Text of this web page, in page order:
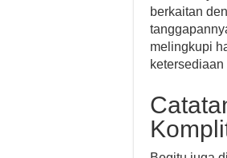
berkaitan
melingkupi